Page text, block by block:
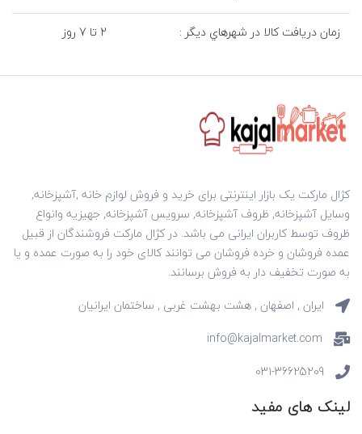
زمان دريافت کالا در شهرهاي ديگر : 2 تا 7 روز
کژال مارکت یک بازار اینترنتی برای خرید و فروش لوازم خانه ,آشپزخانه,
وسایل آشپزخانه, ظروف آشپزخانه, سرویس آشپزخانه, جهیزیه وانواع
ظروف توسط کاربران ایرانی می باشد. در کژال مارکت فروشندگان از قبیل
عمده فروشان و خرده فروشان می توانند کالای خود را به صورت عمده و یا
به صورت تخفیف دار به فروش برسانند.
ایران , اصفهان , هشت بهشت غربی , ساختمان ایرانیان
info@kajalmarket.com
031-36625209
لینک های مفید